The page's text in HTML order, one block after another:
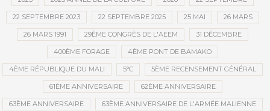
22 SEPTEMBRE 2023 22 SEPTEMBRE 2025 25 MAI 26 MARS
26 MARS 1991 29ÈME CONGRÈS DE L'AEEM 31 DÉCEMBRE
400ÈME FORAGE 4ÈME PONT DE BAMAKO
4ÈME RÉPUBLIQUE DU MALI 5°C 5ÈME RECENSEMENT GÉNÉRAL
61ÈME ANNIVERSAIRE 62ÈME ANNIVERSAIRE
63ÈME ANNIVERSAIRE 63ÈME ANNIVERSAIRE DE L'ARMÉE MALIENNE